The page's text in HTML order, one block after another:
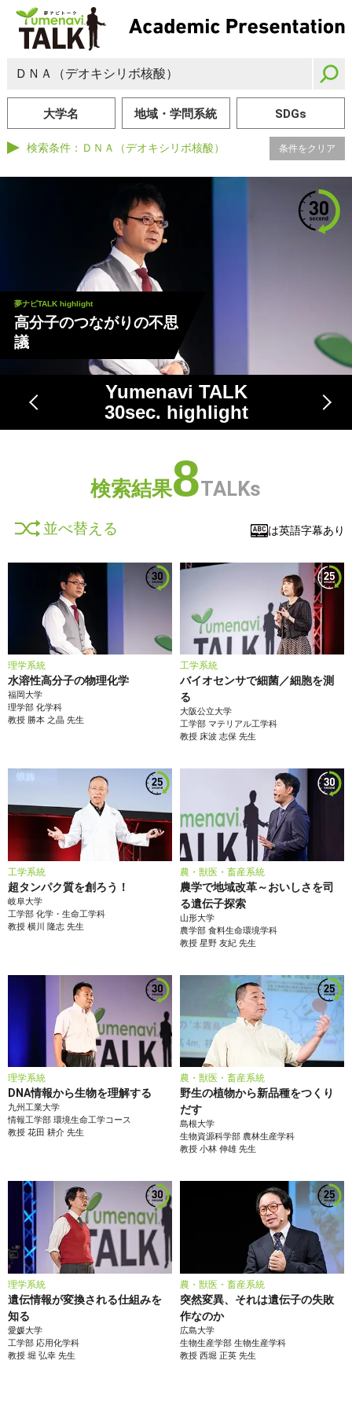
大学名 地域・学問系統 SDGs
検索条件： ＤＮＡ（デオキシリボ核酸） 条件をクリア
Yumenavi TALK
30sec. highlight
夢ナビTALK highlight
高分子のつながりの不思
議
検索結果8TALKs
並べ替える は英語字幕あり
理学系統
水溶性高分子の物理化学
福岡大学
理学部 化学科
教授 勝本 之晶先生
工学系統
バイオセンサで細菌／細胞を測
る
大阪公立大学
工学部 マテリアル工学科
教授 床波 志保 先生
工学系統
超タンパク質を創ろう！
岐阜大学
工学部 化学・生命工学科
教授 横川 隆志先生
農・獣医・畜産系統
農学で地域改革～おいしさを司
る遺伝子探索
山形大学
農学部 食料生命環境学科
教授 星野 友紀 先生
理学系統
DNA情報から生物を理解する
九州工業大学
情報工学部 環境生命工学コース
教授 花田 耕介先生
農・獣医・畜産系統
野生の植物から新品種をつくり
だす
島根大学
生物資源科学部 農林生産学科
教授 小林 伸雄 先生
理学系統
遺伝情報が変換される仕組みを
知る
愛媛大学
工学部 応用化学科
教授 堀 弘幸先生
農・獣医・畜産系統
突然変異、それは遺伝子の失敗
作なのか
広島大学
生物生産学部 生物生産学科
教授 西堀 正英 先生